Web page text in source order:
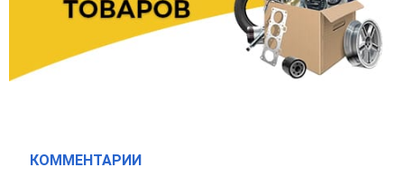
КОММЕНТАРИИ